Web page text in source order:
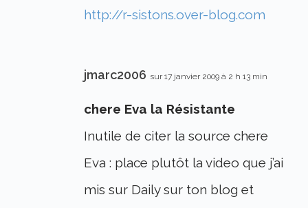
http://r-sistons.over-blog.com
jmarc2006 sur 17 janvier 2009 à 2 h 13 min
chere Eva la Résistante
Inutile de citer la source chere
Eva : place plutôt la video que j’ai
mis sur Daily sur ton blog et